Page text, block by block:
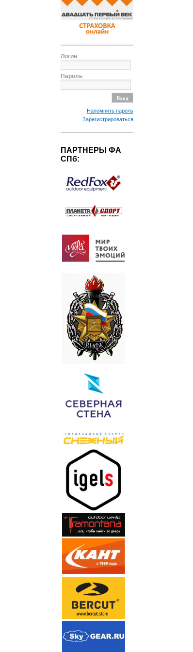
Логин
Пароль
Напомнить пароль
Зарегистрироваться
ПАРТНЕРЫ ФА
СПб: